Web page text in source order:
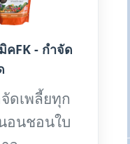
คFK - กำจัด
ดเพลี้ยทุก
อนชอนใบ